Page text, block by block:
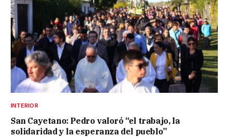
INTERIOR
San Cayetano: Pedro valoró “el trabajo, la
solidaridad y la esperanza del pueblo”